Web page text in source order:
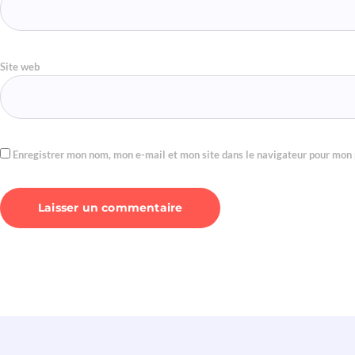
Site web
Enregistrer mon nom, mon e-mail et mon site dans le navigateur pour